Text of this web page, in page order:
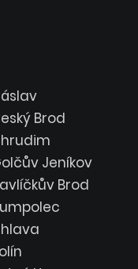
Brod
Jeníkov
Brod